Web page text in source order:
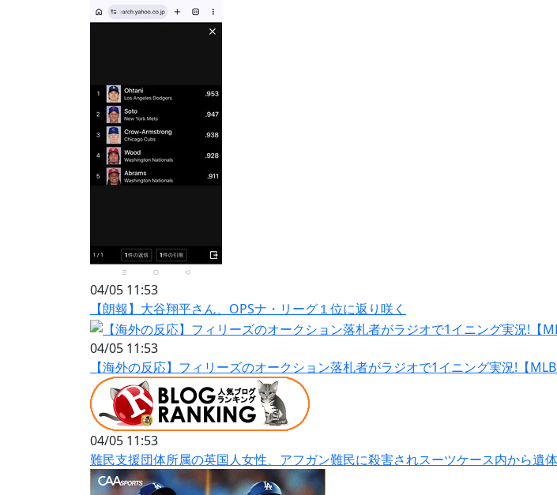
04/05 11:53
【朗報】大谷翔平さん、OPSナ・リーグ１位に返り咲く
04/05 11:53
【海外の反応】フィリーズのオークション落札者がラジオで1イニング実況!【MLB
04/05 11:53
難民支援団体所属の英国人女性、アフガン難民に殺害されスーツケース内から遺